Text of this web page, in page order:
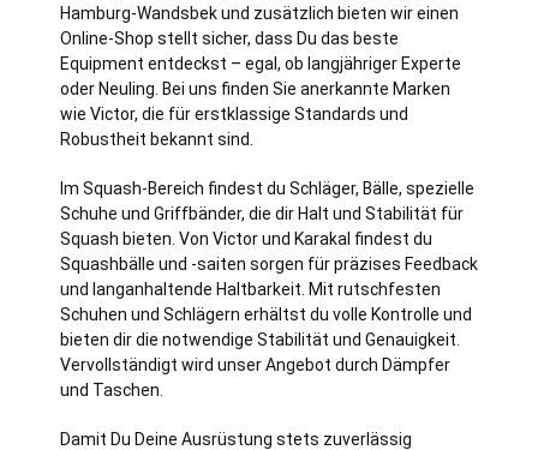
Hamburg-Wandsbek und zusätzlich bieten wir einen
Online-Shop stellt sicher, dass Du das beste
Equipment entdeckst – egal, ob langjähriger Experte
oder Neuling. Bei uns finden Sie anerkannte Marken
wie Victor, die für erstklassige Standards und
Robustheit bekannt sind.
Im Squash-Bereich findest du Schläger, Bälle, spezielle
Schuhe und Griffbänder, die dir Halt und Stabilität für
Squash bieten. Von Victor und Karakal findest du
Squashbälle und -saiten sorgen für präzises Feedback
und langanhaltende Haltbarkeit. Mit rutschfesten
Schuhen und Schlägern erhältst du volle Kontrolle und
bieten dir die notwendige Stabilität und Genauigkeit.
Vervollständigt wird unser Angebot durch Dämpfer
und Taschen.
Damit Du Deine Ausrüstung stets zuverlässig